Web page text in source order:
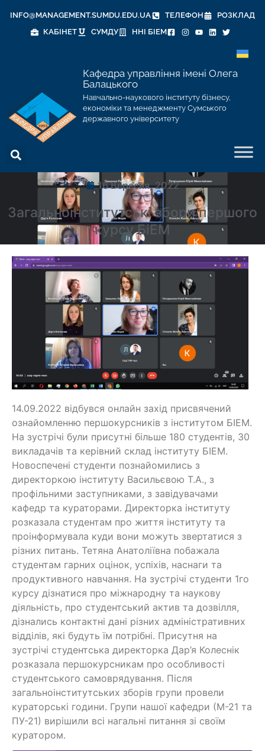
INFO@MANAGEMENT.SUMDU.EDU.UA ТЕЛЕФОН
РОЗКЛАД
КАБІНЕТ
СУМДУ ННІ БІЕМ
Кафедра управління імені Олега
Балацького
Навчально-наукового інституту бізнесу,
економіки та менеджменту Сумського
державного університету
16 Вересня, 2022
Загальноінститутські збори першого
курсу БіЕМ
14.09.2022 відбувся онлайн захід присвячений
ознайомленню першокурсників з інститутом БІЕМ.
На зустрічі були присутні більше 180 студентів, 30
викладачів та керівний склад інституту БІЕМ.
Новоспечені студенти познайомились з
директоркою інституту Васильєвою Т.А., з
профільними заступниками, з завідувачами
кафедр та кураторами. Директорка інституту
розказала студентам про життя інституту та
проінформувала куди вони можуть звертатися з
різних питань. Тетяна Анатоліївна побажала
студентам гарних оцінок, успіхів, наснаги та
продуктивного навчання. На зустрічі студенти 1го
курсу дізнатися про міжнародну та наукову
діяльність, про студентський актив та дозвілля,
дізнались контактні дані різних адміністративних
відділів, які будуть їм потрібні. Присутня на
зустрічі студентська директорка Дар’я Колеснік
розказала першокурсникам про особливості
студентського самоврядування. Після
загальноінститутських зборів групи провели
кураторські години. Групи нашої кафедри (М-21 та
ПУ-21) вирішили всі нагальні питання зі своїм
куратором.